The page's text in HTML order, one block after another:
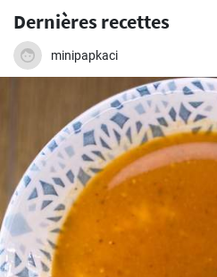
Dernières recettes
minipapkaci